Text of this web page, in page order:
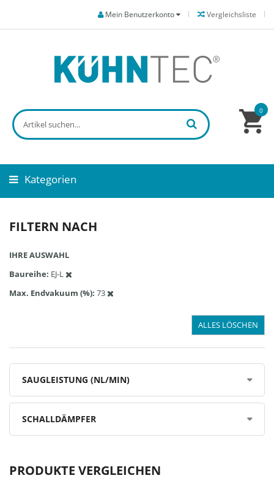
Vergleichsliste
Mein Benutzerkonto
0
Kategorien
FILTERN NACH
IHRE AUSWAHL
Baureihe EJ-L
Max. Endvakuum (%) 73
ALLES LÖSCHEN
SAUGLEISTUNG (NL/MIN)
SCHALLDÄMPFER
PRODUKTE VERGLEICHEN